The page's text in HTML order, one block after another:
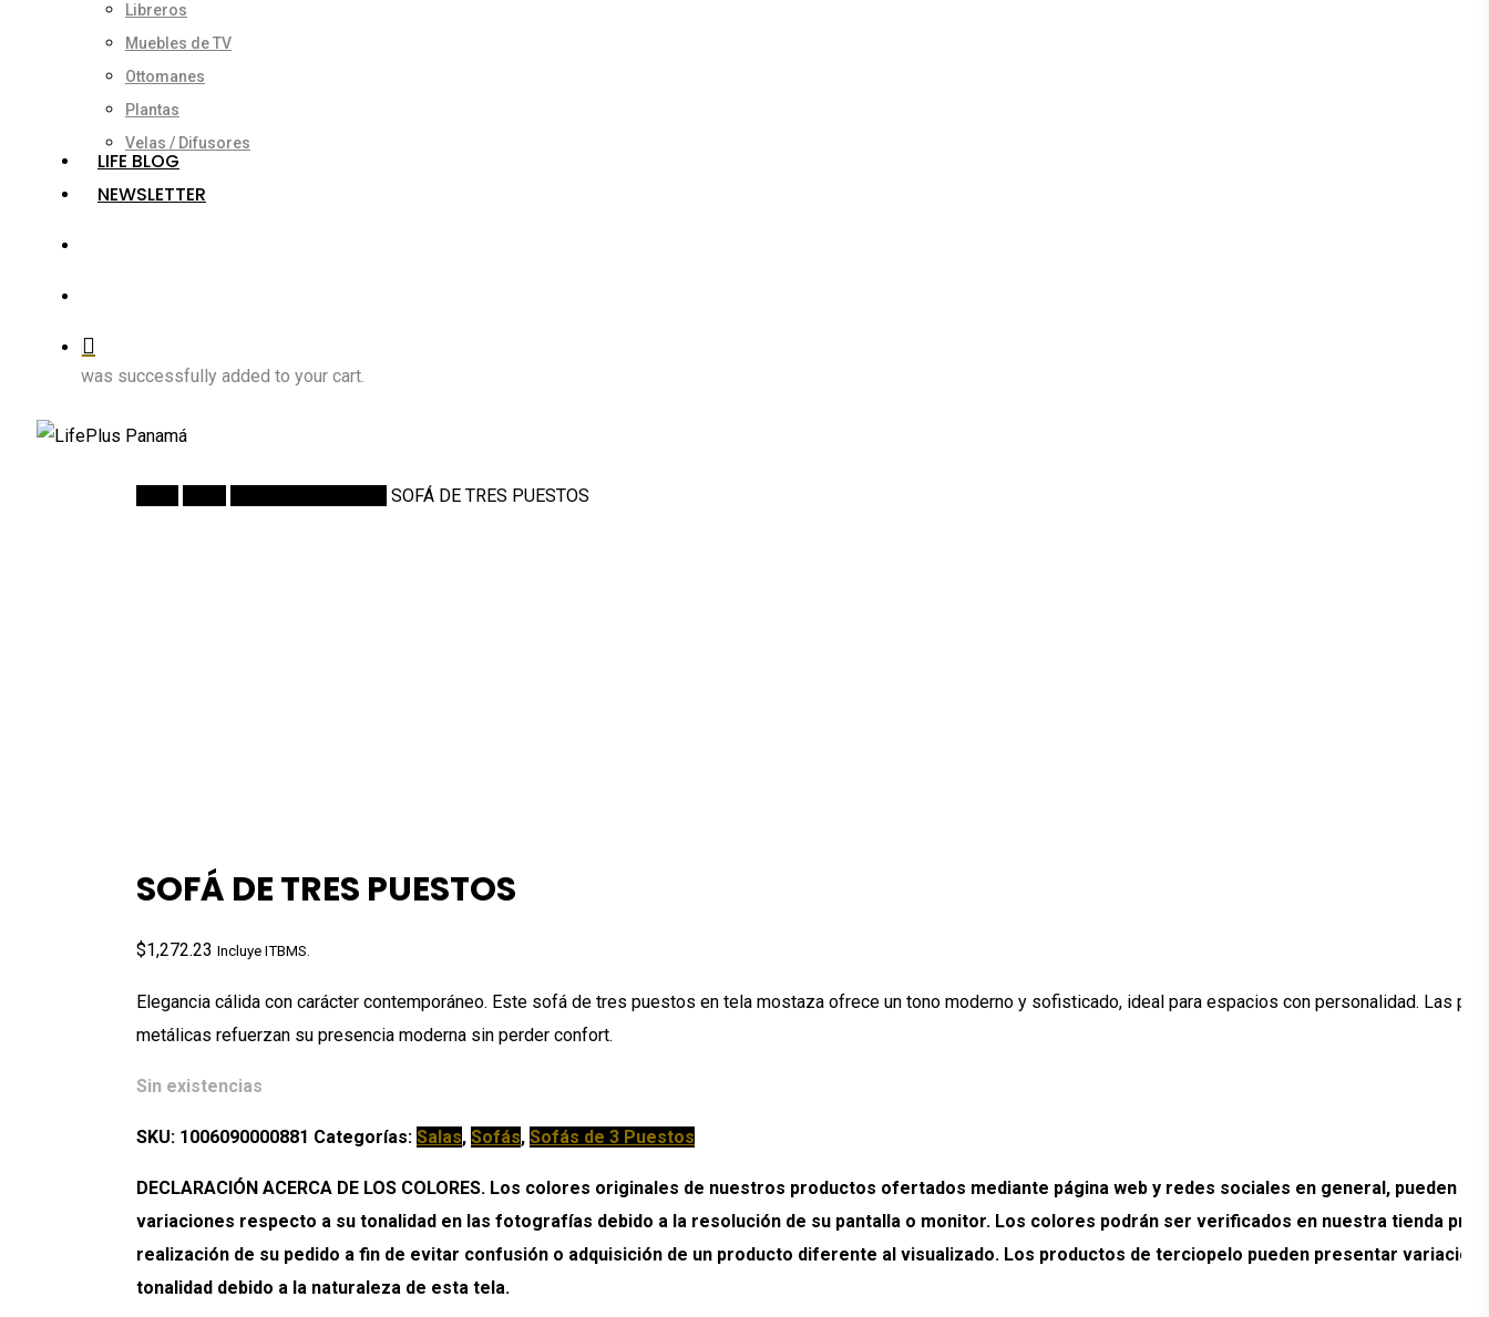
Libreros
Muebles de TV
Ottomanes
Plantas
Velas / Difusores
LIFE BLOG
NEWSLETTER
was successfully added to your cart.
SOFÁ DE TRES PUESTOS
SOFÁ DE TRES PUESTOS
$1,272.23 Incluye ITBMS.
Elegancia cálida con carácter contemporáneo. Este sofá de tres puestos en tela mostaza ofrece un tono moderno y sofisticado, ideal para espacios con personalidad. Las
metálicas refuerzan su presencia moderna sin perder confort.
Sin existencias
SKU: 1006090000881 Categorías: Salas, Sofás, Sofás de 3 Puestos
DECLARACIÓN ACERCA DE LOS COLORES. Los colores originales de nuestros productos ofertados mediante página web y redes sociales en general, pueden
variaciones respecto a su tonalidad en las fotografías debido a la resolución de su pantalla o monitor. Los colores podrán ser verificados en nuestra tienda
realización de su pedido a fin de evitar confusión o adquisición de un producto diferente al visualizado. Los productos de terciopelo pueden presentar
tonalidad debido a la naturaleza de esta tela.